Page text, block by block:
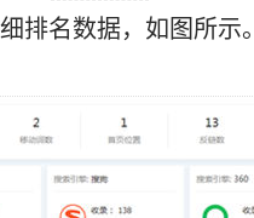
排名数据，如图所示。